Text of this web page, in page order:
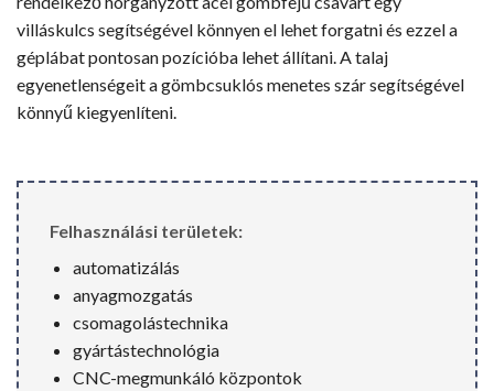
villáskulcs segítségével könnyen el lehet forgatni és ezzel a
géplábat pontosan pozícióba lehet állítani. A talaj
egyenetlenségeit a gömbcsuklós menetes szár segítségével
könnyű kiegyenlíteni.
Felhasználási területek:
automatizálás
anyagmozgatás
csomagolástechnika
gyártástechnológia
CNC-megmunkáló központok